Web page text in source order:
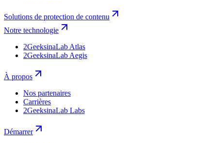
Solutions de protection de contenu
Notre technologie
2GeeksinaLab Atlas
2GeeksinaLab Aegis
À propos
Nos partenaires
Carrières
2GeeksinaLab Labs
Démarrer